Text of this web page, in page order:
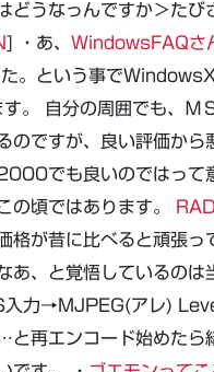
どうなっんですか＞たび
] ・あ、 WindowsFAQさ
。という事で
。 自分の周囲でも、Ｍ
のですが、良い評価か
でも良いのではって
の頃ではあります。
格が昔に比べると頑張
あ、と覚悟しているの
力→MJPEG(アレ)
再エンコード始めたら